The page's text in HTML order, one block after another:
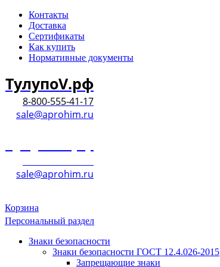
Контакты
Доставка
Сертификаты
Как купить
Нормативные документы
ТулупоV.рф
8-800-555-41-17
sale@aprohim.ru
sale@aprohim.ru
Корзина
Персональный раздел
Знаки безопасности
Знаки безопасности ГОСТ 12.4.026-2015
Запрещающие знаки